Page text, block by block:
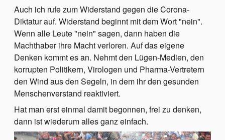
Auch ich rufe zum Widerstand gegen die Corona-
Diktatur auf. Widerstand beginnt mit dem Wort "nein".
Wenn alle Leute "nein" sagen, dann haben die
Machthaber ihre Macht verloren. Auf das eigene
Denken kommt es an. Nehmt den Lügen-Medien, den
korrupten Politikern, Virologen und Pharma-Vertretern
den Wind aus den Segeln, in dem ihr den gesunden
Menschenverstand reaktiviert.
Hat man erst einmal damit begonnen, frei zu denken,
dann ist wiederum alles ganz einfach.